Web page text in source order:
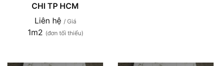
CHI TP HCM
Liên hệ / Giá
1m2 (đơn tối thiểu)